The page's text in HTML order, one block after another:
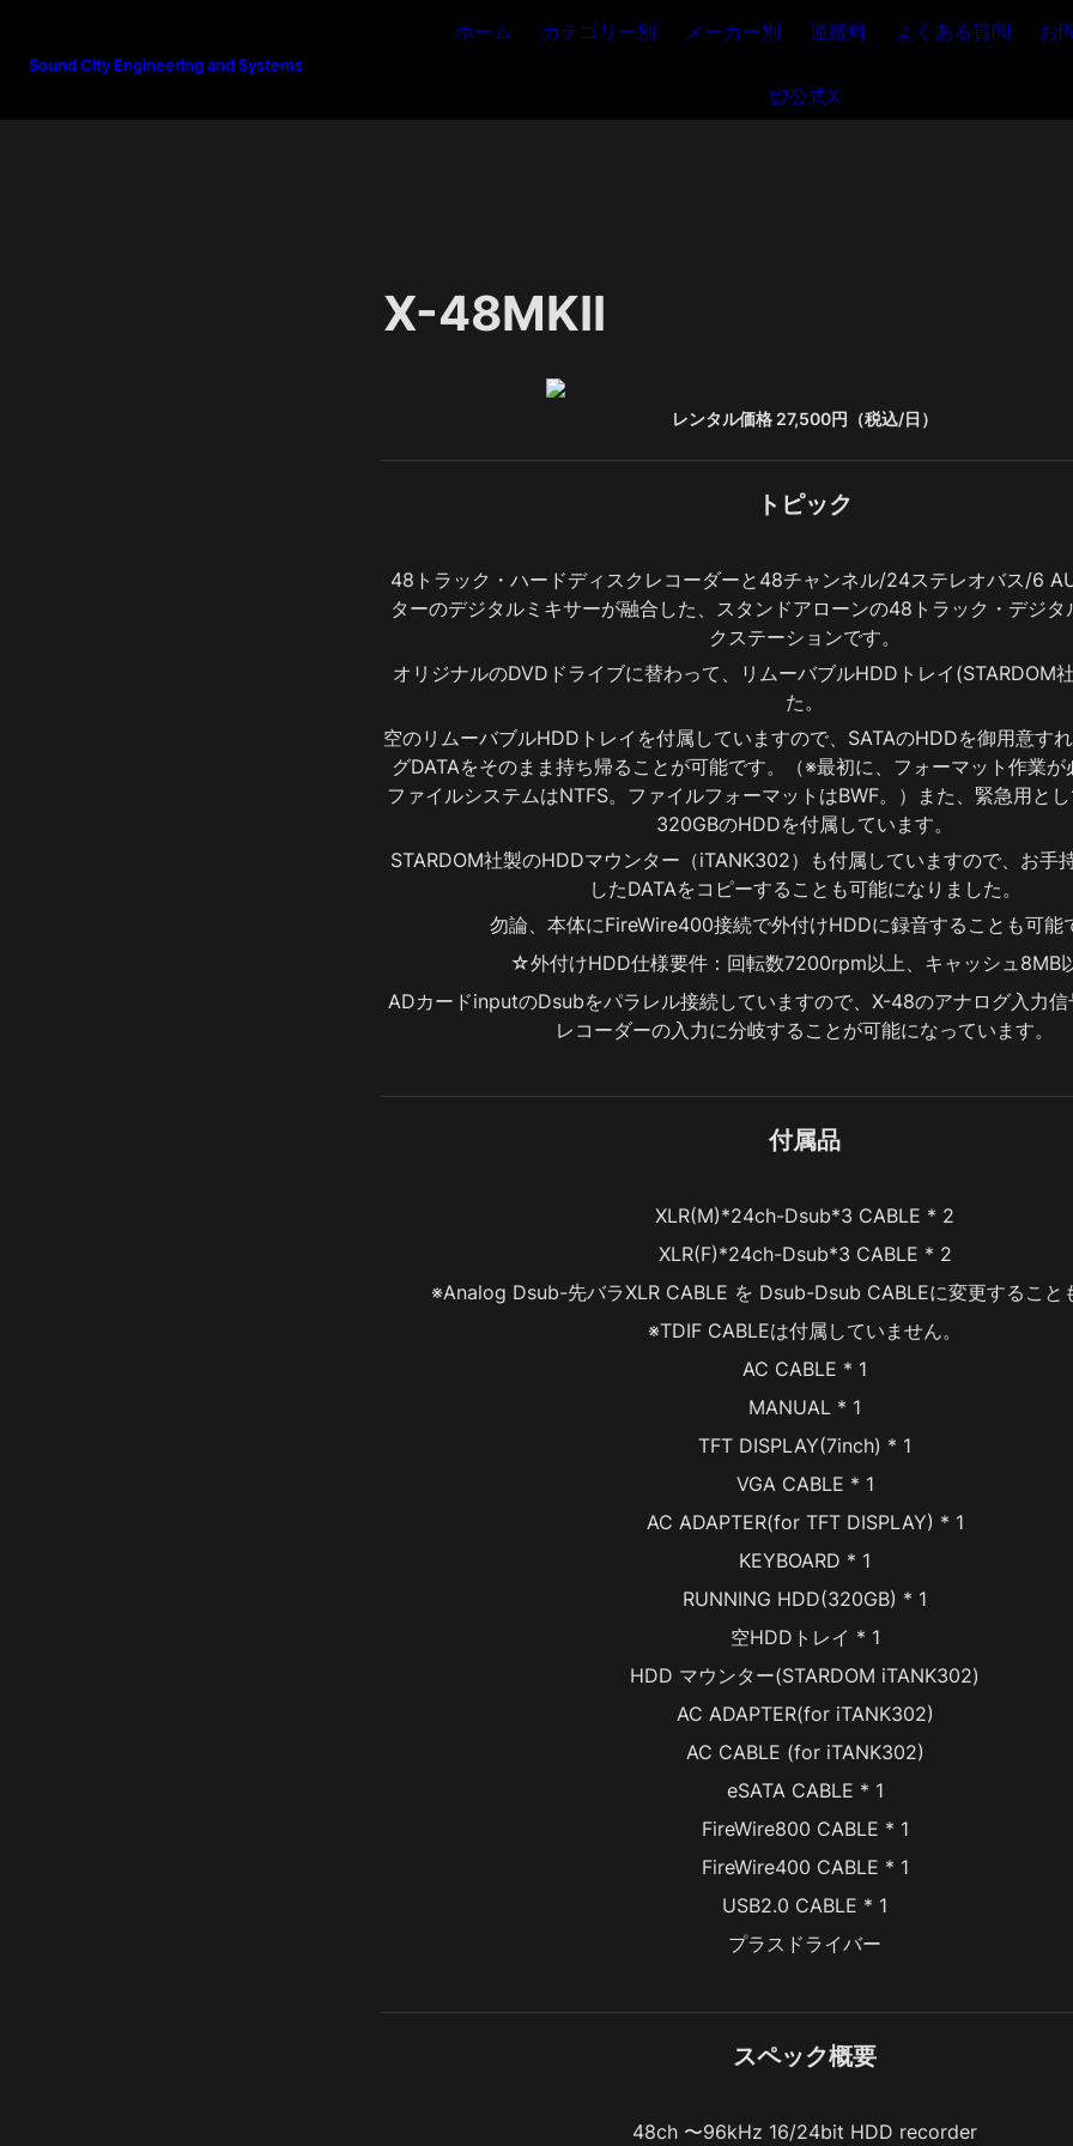
Sound City Engineering and Systems
ホーム カテゴリー別 メーカー別 運搬料 よくある質問 お
公式X
X-48MKII
レンタル価格 27,500円（税込/日）
トピック
48トラック・ハードディスクレコーダーと48チャンネル/24ステレオバス/6
ターのデジタルミキサーが融合した、スタンドアローンの48トラック・デジタ
クステーションです。
オリジナルのDVDドライブに替わって、リムーバブルHDDトレイ(STARDOM
た。
空のリムーバブルHDDトレイを付属していますので、SATAのHDDを御用意す
グDATAをそのまま持ち帰ることが可能です。（※最初に、フォーマット作業が
ファイルシステムはNTFS。ファイルフォーマットはBWF。）また、緊急用と
320GBのHDDを付属しています。
STARDOM社製のHDDマウンター（iTANK302）も付属していますので、お手
したDATAをコピーすることも可能になりました。
勿論、本体にFireWire400接続で外付けHDDに録音することも可能
☆外付けHDD仕様要件：回転数7200rpm以上、キャッシュ8MB
ADカードinputのDsubをパラレル接続していますので、X-48のアナログ入力
レコーダーの入力に分岐することが可能になっています。
付属品
XLR(M)*24ch-Dsub*3 CABLE * 2
XLR(F)*24ch-Dsub*3 CABLE * 2
※Analog Dsub-先バラXLR CABLE を Dsub-Dsub CABLEに変更すること
※TDIF CABLEは付属していません。
AC CABLE * 1
MANUAL * 1
TFT DISPLAY(7inch) * 1
VGA CABLE * 1
AC ADAPTER(for TFT DISPLAY) * 1
KEYBOARD * 1
RUNNING HDD(320GB) * 1
空HDDトレイ * 1
HDD マウンター(STARDOM iTANK302)
AC ADAPTER(for iTANK302)
AC CABLE (for iTANK302)
eSATA CABLE * 1
FireWire800 CABLE * 1
FireWire400 CABLE * 1
USB2.0 CABLE * 1
プラスドライバー
スペック概要
48ch 〜96kHz 16/24bit HDD recorder